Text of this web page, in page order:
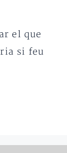
el que
si feu